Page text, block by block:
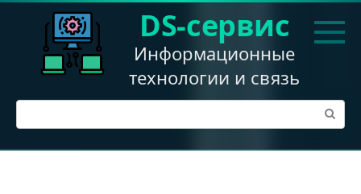
Перейти
DS-сервис
Информационные
технологии и связь
Поиск: